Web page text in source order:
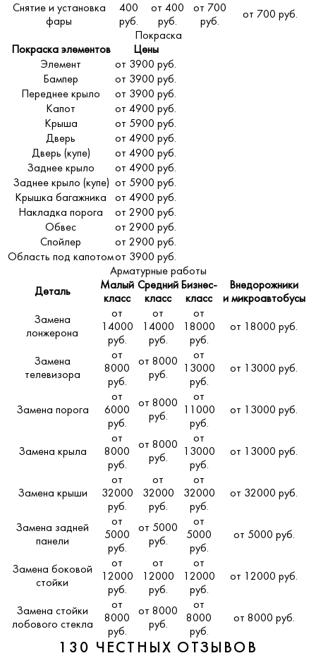
Снятие и установка
фары
400
руб.
от 400
руб.
от 700
руб.
от 700 руб.
Покраска
Покраска элементов
Цены
Элемент
от 3900 руб.
Бампер
от 3900 руб.
Переднее крыло
от 3900 руб.
Капот
от 4900 руб.
Крыша
от 5900 руб.
Дверь
от 4900 руб.
Дверь (купе)
от 4900 руб.
Заднее крыло
от 4900 руб.
Заднее крыло (купе) от 5900 руб.
Крышка багажника
от 4900 руб.
Накладка порога
от 2900 руб.
Обвес
от 2900 руб.
Спойлер
от 2900 руб.
Область под капотомот 3900 руб.
Арматурные работы
Деталь
Малый
класс
Средний
класс
Бизнес-
класс
Внедорожники
и микроавтобусы
Замена
лонжерона
от
14000
руб.
от
14000
руб.
от
18000
руб.
от 18000 руб.
Замена
телевизора
от
8000
руб.
от 8000
руб.
от
13000
руб.
от 13000 руб.
Замена порога
от
6000
руб.
от 8000
руб.
от
11000
руб.
от 13000 руб.
Замена крыла
от
8000
руб.
от 8000
руб.
от
13000
руб.
от 13000 руб.
Замена крыши
от
32000
руб.
от
32000
руб.
от
32000
руб.
от 32000 руб.
Замена задней
панели
от
5000
руб.
от 5000
руб.
от
5000
руб.
от 5000 руб.
Замена боковой
стойки
от
12000
руб.
от
12000
руб.
от
12000
руб.
от 12000 руб.
Замена стойки
лобового стекла
от
8000
руб.
от 8000
руб.
от
8000
руб.
от 8000 руб.
130 ЧЕСТНЫХ ОТЗЫВОВ